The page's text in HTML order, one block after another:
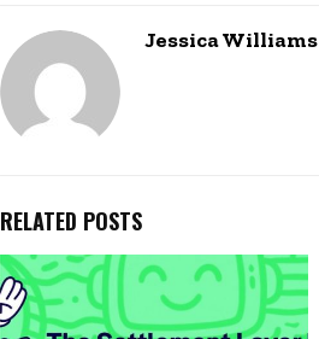
Jessica Williams
RELATED POSTS